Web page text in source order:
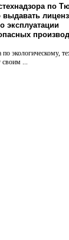
по
выдавать
эксплуатации
экологическому,
своим ...